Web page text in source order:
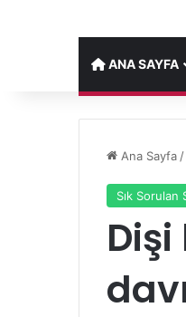
ANA SAYFA
Ana Sayfa/
Sık Sorulan
Dişi